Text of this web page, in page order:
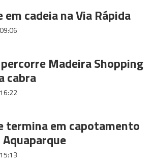
cadeia na Via Rápida
09:06
Madeira Shopping
cabra
16:22
termina em capotamento
15:13